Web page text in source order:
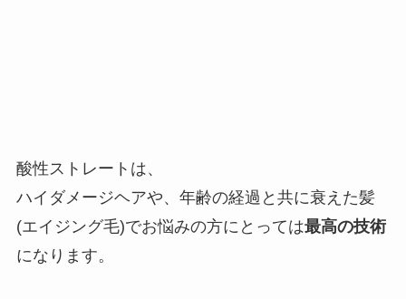
酸性ストレートは、
ハイダメージヘアや、年齢の経過と共に衰えた髪
(エイジング毛)でお悩みの方にとっては最高の技術
になります。